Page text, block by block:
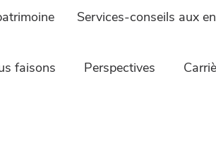
Services-conseils aux
faisons Perspectives